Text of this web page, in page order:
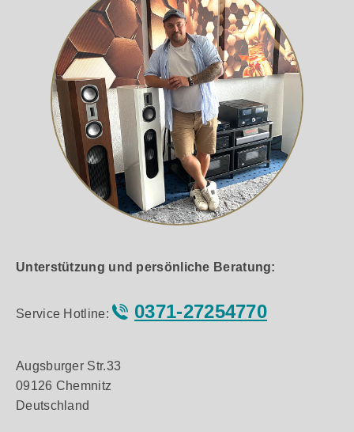
Unterstützung und persönliche Beratung:
Service Hotline: 0371-27254770
Augsburger Str.33
09126 Chemnitz
Deutschland